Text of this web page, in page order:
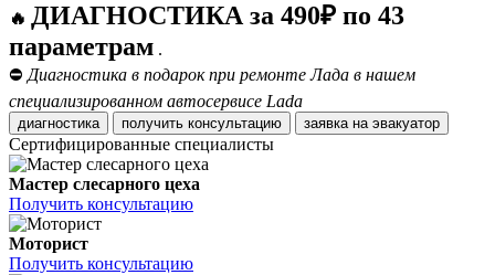
🔥 ДИАГНОСТИКА за 490₽ по 43
параметрам .
⛔ Диагностика в подарок при ремонте Лада в нашем
специализированном автосервисе Lada
диагностика получить консультацию заявка на эвакуатор
Сертифицированные специалисты
Мастер слесарного цеха
Получить консультацию
Моторист
Получить консультацию